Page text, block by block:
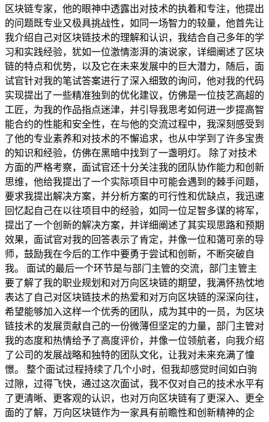
区块链专家，他的眼神中透露出对技术的执着和专注，他提出
的问题既专业又极具挑战性，如同一场智力的较量，他首先让
我介绍自己对区块链技术的理解和认识，我结合自己多年的学
习和实践经验，犹如一位激情澎湃的演说家，详细阐述了区块
链的特点和优势，以及它在未来发展中的巨大潜力，随后，面
试官针对我的笔试答案进行了深入细致的询问，他对我的代码
实现提出了一些精准独到的优化建议，仿佛是一位技艺高超的
工匠，为我的作品指点迷津，并引导我思考如何进一步提高智
能合约的性能和安全性，在与他的交流过程中，我深刻感受到
了他的专业素养和对技术的不懈追求，也从中学到了许多宝贵
的知识和经验，仿佛在黑暗中找到了一盏明灯。 除了对技术
方面的严格考察，面试官还十分关注我的团队协作能力和创新
思维，他给我提出了一个实际项目中可能会遇到的棘手问题，
要求我提出解决方案，并分析方案的可行性和优缺点，我迅速
回忆起自己在以往项目中的经验，如同一位足智多谋的将军，
提出了一个创新的解决方案，并详细阐述了其实现思路和预期
效果，面试官对我的回答表示了肯定，并像一位和蔼可亲的导
师，鼓励我在今后的工作中要勇于尝试和创新，不断突破自
我。 面试的最后一个环节是与部门主管的交流，部门主管主
要了解了我的职业规划和对万向区块链的期望，我满怀热忱地
表达了自己对区块链技术的热爱和对万向区块链的深深向往，
希望能够加入这样一个优秀的团队，成为其中的一员，为区块
链技术的发展贡献自己的一份微薄但坚定的力量，部门主管对
我的态度和热情给予了高度评价，并像一位领航者，向我介绍
了公司的发展战略和独特的团队文化，让我对未来充满了憧
憬。 整个面试过程持续了几个小时，但我却感觉时间如白驹
过隙，过得飞快，通过这次面试，我不仅对自己的技术水平有
了更清晰、更客观的认识，也对万向区块链有了更深入、更全
面的了解，万向区块链作为一家具有前瞻性和创新精神的企